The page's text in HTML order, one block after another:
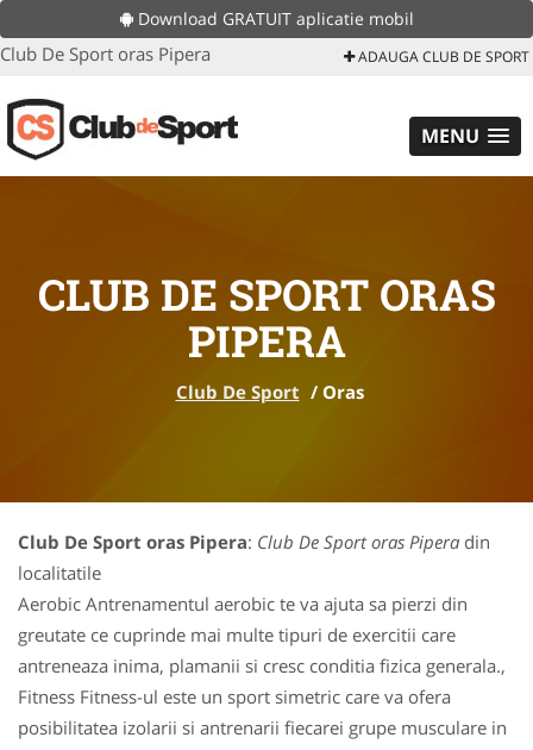
Download GRATUIT aplicatie mobil
Club De Sport oras Pipera ADAUGA CLUB DE SPORT
MENU
CLUB DE SPORT ORAS
PIPERA
Club De Sport / Oras
Club De Sport oras Pipera: Club De Sport oras Pipera din
localitatile
Aerobic Antrenamentul aerobic te va ajuta sa pierzi din
greutate ce cuprinde mai multe tipuri de exercitii care
antreneaza inima, plamanii si cresc conditia fizica generala.,
Fitness Fitness-ul este un sport simetric care va ofera
posibilitatea izolarii si antrenarii fiecarei grupe musculare in